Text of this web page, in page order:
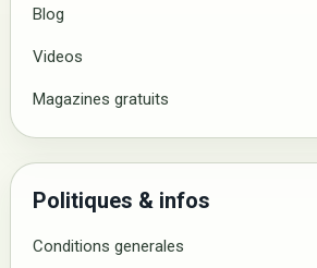
Blog
Videos
Magazines gratuits
Politiques & infos
Conditions generales